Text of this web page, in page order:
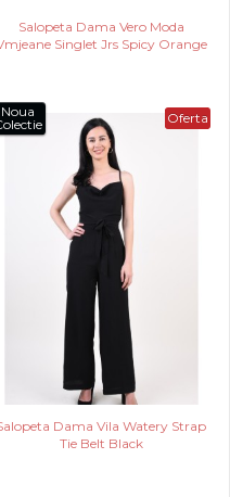
Salopeta Dama Vero Moda
Singlet Jrs Spicy Orange
Oferta
Noua
Dama Vila Watery Strap
Tie Belt Black